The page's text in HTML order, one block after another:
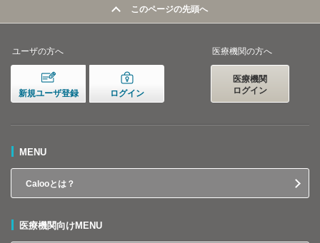
このページの先頭へ
ユーザの方へ
新規ユーザ登録 ログイン
医療機関の方へ
医療機関
ログイン
MENU
Calooとは？
医療機関向けMENU